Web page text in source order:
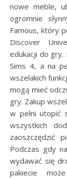
nowe meble,
ogromnie
Famous, który
Discover
edukacji do
Sims 4, a na
wszelakich
mogą mieć
gry. Zakup
w pełni utopić
wszystkich
zaoszczędzić
Podczas gdy
wydawać się
pakiecie